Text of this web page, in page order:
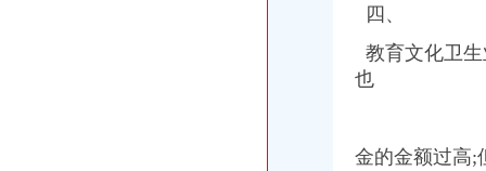
中泰装饰-西丽办公室装修,南山区办公室装修,深圳办公空间装修,
【南山办公室出租1800全包创业人士及做办公室的理想办公地方】价
【南山办公室出租可注册办公室出租/免费办公家具】价格,厂家,公司
南山办公室出租托管地址办公司超省心南山美年广场数码大厦出租,
四、
教育文化卫
也
金的金额过高;